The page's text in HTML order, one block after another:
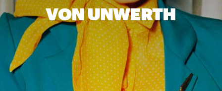
VON UNWERTH